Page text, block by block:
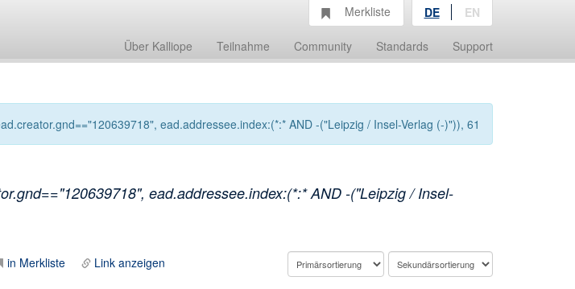
Über Kalliope Teilnahme Community Standards Support
Merkliste DE EN
ead.addressee.index:(*:* AND -("Leipzig / Insel-Verlag (-)")), 61
ead.addressee.index:(*:* AND -("Leipzig / Insel-
in Merkliste Link anzeigen